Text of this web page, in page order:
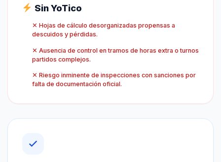
Sin YoTico
✕ Hojas de cálculo desorganizadas propensas a
descuidos y pérdidas.
✕ Ausencia de control en tramos de horas extra o turnos
partidos complejos.
✕ Riesgo inminente de inspecciones con sanciones por
falta de documentación oficial.